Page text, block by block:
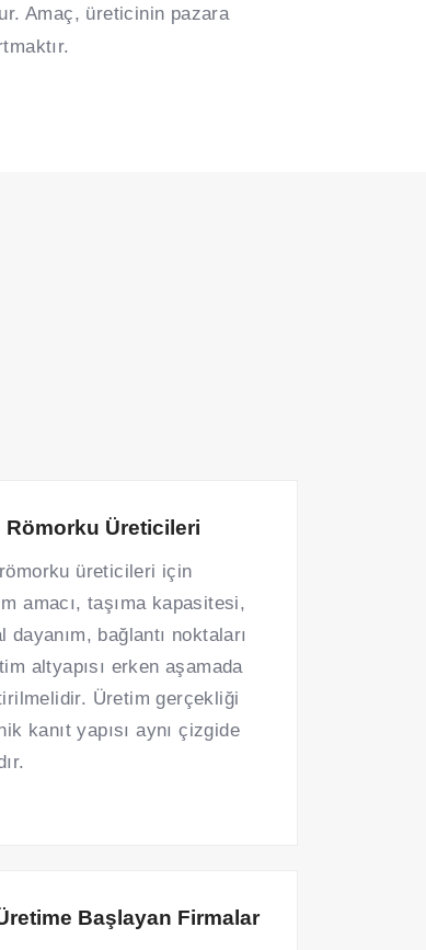
Amaç, üreticinin pazara
Römorku Üreticileri
römorku üreticileri için
amacı, taşıma kapasitesi,
dayanım, bağlantı noktaları
altyapısı erken aşamada
Üretim gerçekliği
kanıt yapısı aynı çizgide
Başlayan Firmalar